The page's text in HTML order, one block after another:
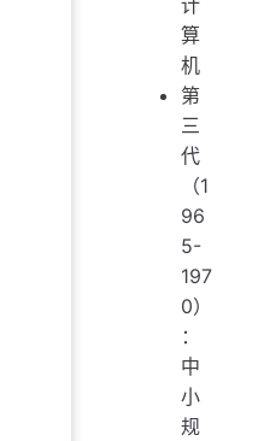
计
算
机
第
三
代
（1
96
5-
197
0）
：
中
小
规